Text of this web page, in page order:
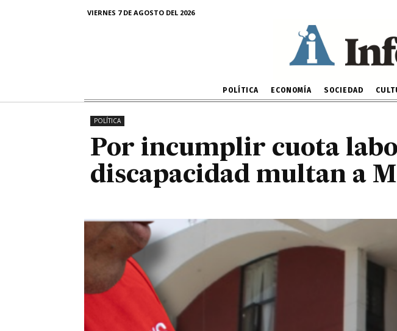
VIERNES 7 DE AGOSTO DEL 2026
POLÍTICA ECONOMÍA SOCIEDAD
Por incumplir cuota
discapacidad
POLÍTICA
Por incumplir cuota
discapacidad multan a